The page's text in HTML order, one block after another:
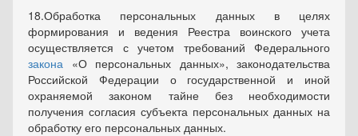
18.Обработка персональных данных в целях
формирования и ведения Реестра воинского учета
осуществляется с учетом требований Федерального
закона «О персональных данных», законодательства
Российской Федерации о государственной и иной
охраняемой законом тайне без необходимости
получения согласия субъекта персональных данных на
обработку его персональных данных.